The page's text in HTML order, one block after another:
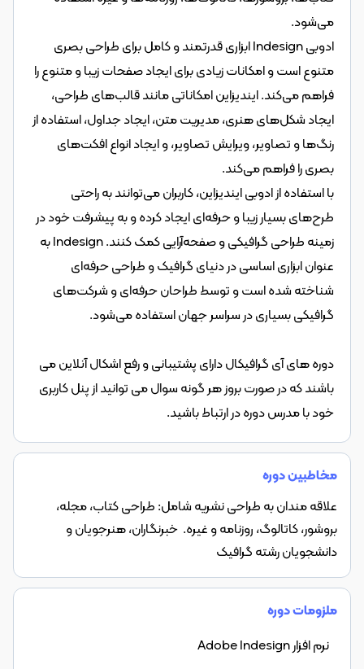
می‌شود.
بصری را فراهم می‌کند.
گرافیکی بسیاری در سراسر جهان استفاده می‌شود.
خود با مدرس دوره در ارتباط باشید.
مخاطبین دوره
علاقه مندان به طراحی نشریه شامل: طراحی کتاب، مجله،
بروشور، کاتالوگ، روزنامه و غیره. خبرنگاران، هنرجویان و
دانشجویان رشته گرافیک
ملزومات دوره
نرم افزار Adobe Indesign